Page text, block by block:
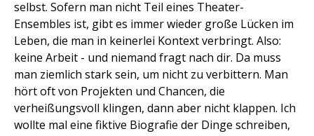
selbst. Sofern man nicht Teil eines Theater-
Ensembles ist, gibt es immer wieder große Lücken im
Leben, die man in keinerlei Kontext verbringt. Also:
keine Arbeit - und niemand fragt nach dir. Da muss
man ziemlich stark sein, um nicht zu verbittern. Man
hört oft von Projekten und Chancen, die
verheißungsvoll klingen, dann aber nicht klappen. Ich
wollte mal eine fiktive Biografie der Dinge schreiben,